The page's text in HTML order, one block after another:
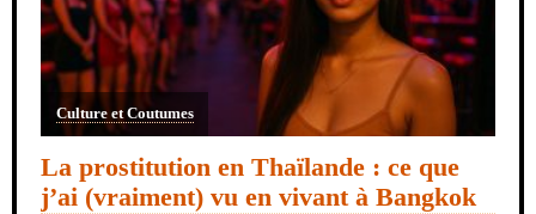
Culture et Coutumes
La prostitution en Thaïlande : ce que
j’ai (vraiment) vu en vivant à Bangkok